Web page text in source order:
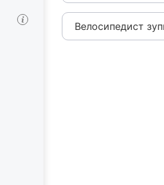
Велосипедист